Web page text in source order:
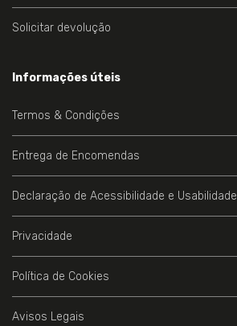
Solicitar devolução
Informações úteis
Termos & Condições
Entrega de Encomendas
Declaração de Acessibilidade e Usabilidade
Privacidade
Política de Cookies
Avisos Legais